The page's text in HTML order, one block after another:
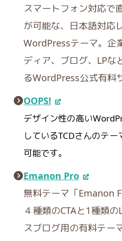
スマートフォン対応で
が可能な、日本語対応
WordPressテーマ。企
ディア、ブログ、LPな
るWordPress公式有料
OOPS!
デザイン性の高い
しているTCDさんのテ
可能です。
Emanon Pro
無料テーマ「Emanon
４種類のCTAと1種類
スブログ用の有料テー